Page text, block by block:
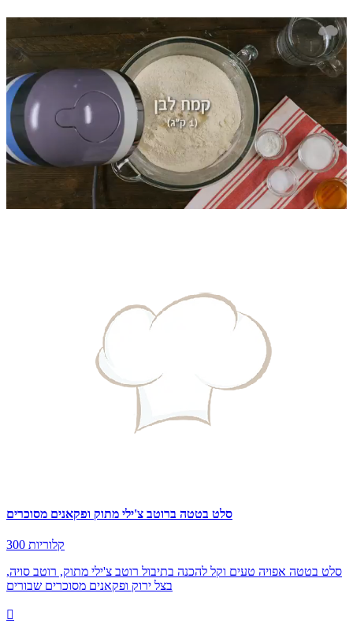
סלט בטטה ברוטב צ'ילי מתוק ופקאנים מסוכרים
300 קלוריות
סלט בטטה אפויה טעים וקל להכנה בתיבול רוטב צ'ילי מתוק, רוטב סויה,
בצל ירוק ופקאנים מסוכרים שבורים
